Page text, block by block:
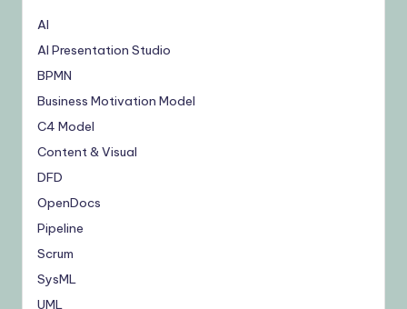
AI
AI Presentation Studio
BPMN
Business Motivation Model
C4 Model
Content & Visual
DFD
OpenDocs
Pipeline
Scrum
SysML
UML